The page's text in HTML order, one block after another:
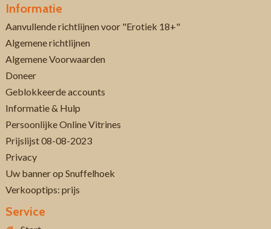
Informatie
Aanvullende richtlijnen voor "Erotiek 18+"
Algemene richtlijnen
Algemene Voorwaarden
Doneer
Geblokkeerde accounts
Informatie & Hulp
Persoonlijke Online Vitrines
Prijslijst 08-08-2023
Privacy
Uw banner op Snuffelhoek
Verkooptips: prijs
Service